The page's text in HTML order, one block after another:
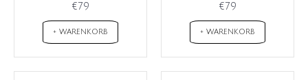
€79
+ WARENKORB
€79
+ WARENKORB